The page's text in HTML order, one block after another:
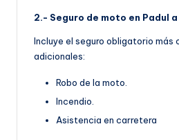
2.- Seguro de moto en Padul
Incluye el seguro obligatorio más
adicionales:
Robo de la moto.
Incendio.
Asistencia en carretera